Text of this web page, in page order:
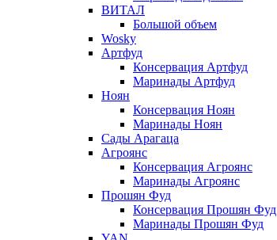
ВИТАЛ
Большой объем
Wosky
Артфуд
Консервация Артфуд
Маринады Артфуд
Ноян
Консервация Ноян
Маринады Ноян
Сады Арагаца
Агроянс
Консервация Агроянс
Маринады Агроянс
Прошян Фуд
Консервация Прошян Фуд
Маринады Прошян Фуд